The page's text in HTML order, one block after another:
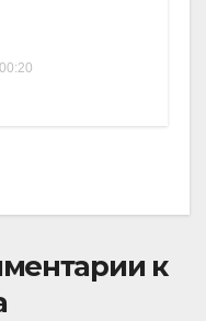
00:20
к